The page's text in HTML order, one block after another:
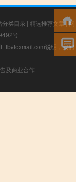
分类目录 | 精选推荐文章|网
号
说明，我们
及商业合作